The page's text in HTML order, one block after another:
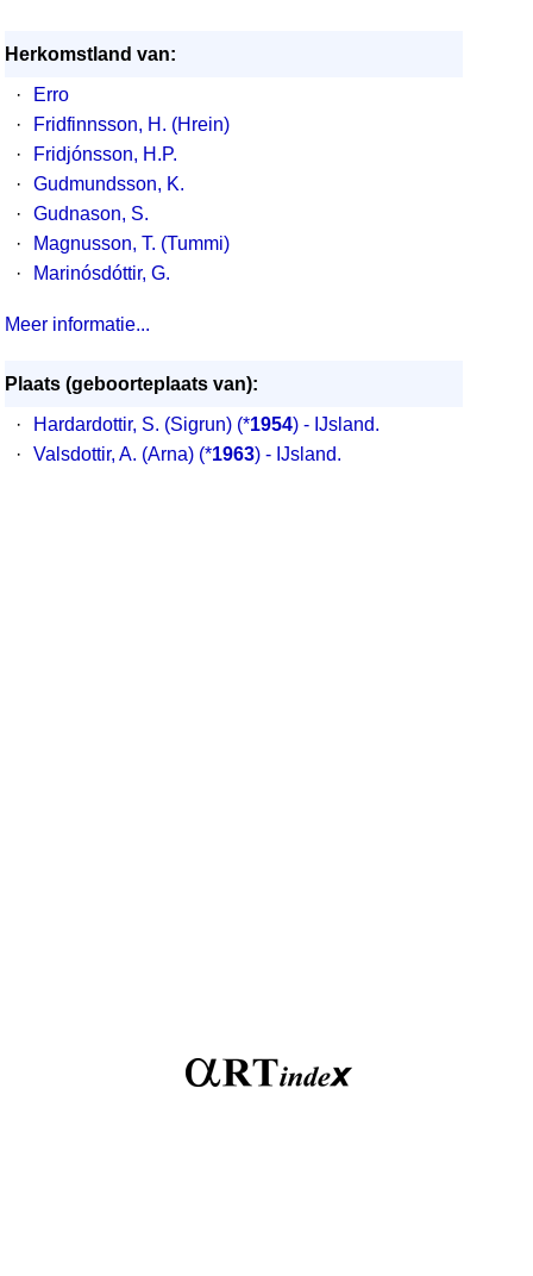
Herkomstland van:
·
Erro
·
Fridfinnsson, H. (Hrein)
·
Fridjónsson, H.P.
·
Gudmundsson, K.
·
Gudnason, S.
·
Magnusson, T. (Tummi)
·
Marinósdóttir, G.
Meer informatie...
Plaats (geboorteplaats van):
·
Hardardottir, S. (Sigrun) (*1954) - IJsland.
·
Valsdottir, A. (Arna) (*1963) - IJsland.